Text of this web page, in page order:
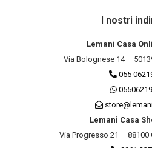
I nostri
Lemani Casa
Via Bolognese 14 –
055
Lemani Casa
Via Progresso 21 – 88100